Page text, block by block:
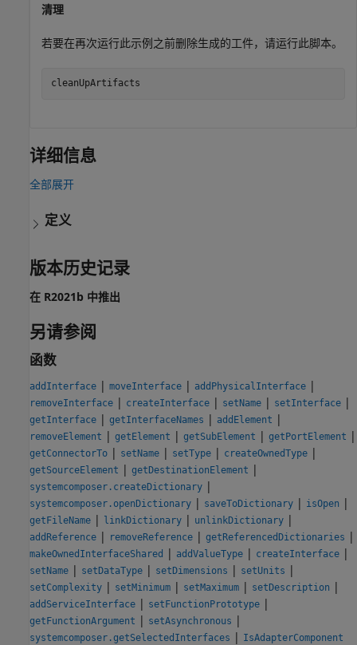
清理
若要在再次运行此示例之前删除生成的工件，请运行此脚本。
详细信息
全部展开
定义
版本历史记录
在 R2021b 中推出
另请参阅
函数
addInterface | moveInterface | addPhysicalInterface |
removeInterface | createInterface | setName | setInterface |
getInterface | getInterfaceNames | addElement |
removeElement | getElement | getSubElement | getPortElement |
getConnectorTo | setName | setType | createOwnedType |
getSourceElement | getDestinationElement |
systemcomposer.createDictionary |
systemcomposer.openDictionary | saveToDictionary | isOpen |
getFileName | linkDictionary | unlinkDictionary |
addReference | removeReference | getReferencedDictionaries |
makeOwnedInterfaceShared | addValueType | createInterface |
setName | setDataType | setDimensions | setUnits |
setComplexity | setMinimum | setMaximum | setDescription |
addServiceInterface | setFunctionPrototype |
getFunctionArgument | setAsynchronous |
systemcomposer.getSelectedInterfaces | IsAdapterComponent